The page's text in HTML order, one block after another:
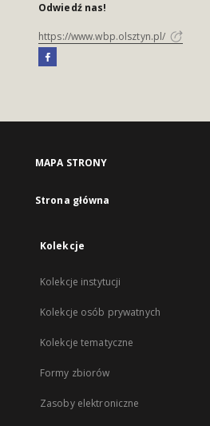
Odwiedź nas!
https://www.wbp.olsztyn.pl/
MAPA STRONY
Strona główna
Kolekcje
Kolekcje instytucji
Kolekcje osób prywatnych
Kolekcje tematyczne
Formy zbiorów
Zasoby elektroniczne